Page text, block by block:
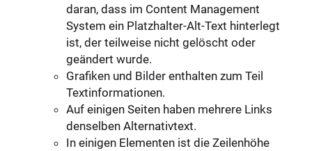
daran, dass im Content Management
System ein Platzhalter-Alt-Text hinterlegt
ist, der teilweise nicht gelöscht oder
geändert wurde.
Grafiken und Bilder enthalten zum Teil
Textinformationen.
Auf einigen Seiten haben mehrere Links
denselben Alternativtext.
In einigen Elementen ist die Zeilenhöhe